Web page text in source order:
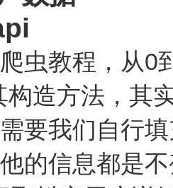
虫教程，从0
造方法，其
要我们自行
的信息都是